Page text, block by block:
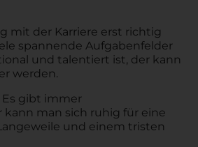
mit der Karriere erst richtig
spannende Aufgabenfelder
und talentiert ist, der kann
werden.
gibt immer
man sich ruhig für eine
und einem tristen